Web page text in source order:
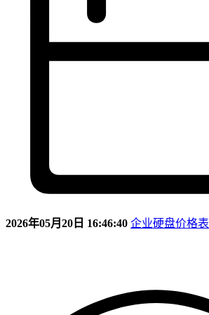
2026年05月20日 16:46:40 企业硬盘价格表